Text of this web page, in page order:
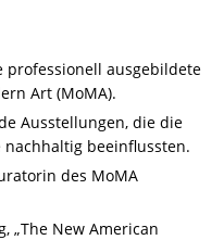
professionell ausgebildete
Art (MoMA).
Ausstellungen, die die
nachhaltig beeinflussten.
des MoMA
„The New American